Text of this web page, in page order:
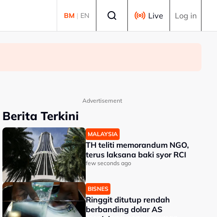
BM | EN Live Log in
Advertisement
Berita Terkini
MALAYSIA
TH teliti memorandum NGO,
terus laksana baki syor RCI
few seconds ago
BISNES
Ringgit ditutup rendah
berbanding dolar AS